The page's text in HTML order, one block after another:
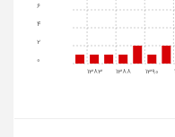
1383 1388 1390